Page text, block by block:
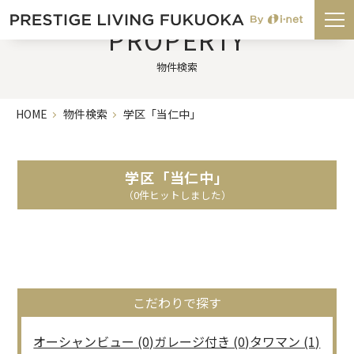
PROPERTY
物件検索
HOME 物件検索 学区「当仁中」
学区「当仁中」
（0件ヒットしました）
こだわりで探す
オーシャンビュー (0)ガレージ付き (0)タワマン (1)